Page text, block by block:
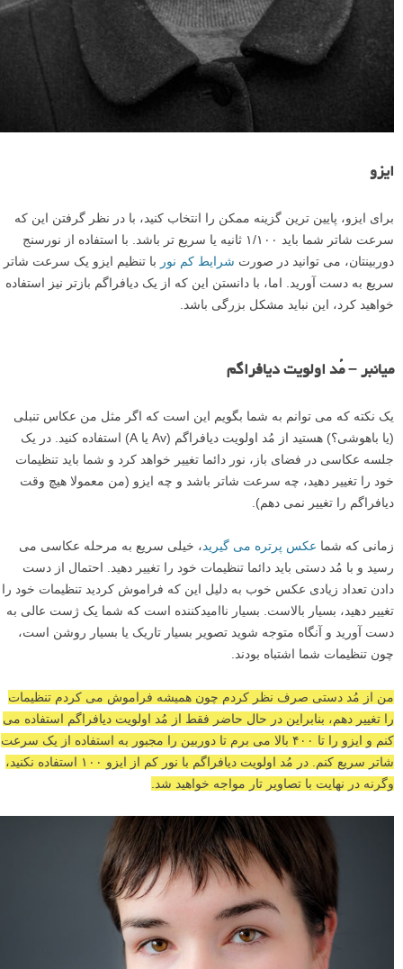
ایزو
برای ایزو، پایین ترین گزینه ممکن را انتخاب کنید، با در نظر گرفتن این که
سرعت شاتر شما باید ۱/۱۰۰ ثانیه یا سریع تر باشد. با استفاده از نورسنج
دوربینتان، می توانید در صورت شرایط کم نور با تنظیم ایزو یک سرعت شاتر
سریع به دست آورید. اما، با دانستن این که از یک دیافراگم بازتر نیز استفاده
خواهید کرد، این نباید مشکل بزرگی باشد.
میانبر – مُد اولویت دیافراگم
یک نکته که می توانم به شما بگویم این است که اگر مثل من عکاس تنبلی
(یا باهوشی؟) هستید از مُد اولویت دیافراگم (Av یا A) استفاده کنید. در یک
جلسه عکاسی در فضای باز، نور دائما تغییر خواهد کرد و شما باید تنظیمات
خود را تغییر دهید، چه سرعت شاتر باشد و چه ایزو (من معمولا هیچ وقت
دیافراگم را تغییر نمی دهم).
زمانی که شما عکس پرتره می گیرید، خیلی سریع به مرحله عکاسی می
رسید و با مُد دستی باید دائما تنظیمات خود را تغییر دهید. احتمال از دست
دادن تعداد زیادی عکس خوب به دلیل این که فراموش کردید تنظیمات خود را
تغییر دهید، بسیار بالاست. بسیار ناامیدکننده است که شما یک ژست عالی به
دست آورید و آنگاه متوجه شوید تصویر بسیار تاریک یا بسیار روشن است،
چون تنظیمات شما اشتباه بودند.
من از مُد دستی صرف نظر کردم چون همیشه فراموش می کردم تنظیمات
را تغییر دهم، بنابراین در حال حاضر فقط از مُد اولویت دیافراگم استفاده می
کنم و ایزو را تا ۴۰۰ بالا می برم تا دوربین را مجبور به استفاده از یک سرعت
شاتر سریع کنم. در مُد اولویت دیافراگم با نور کم از ایزو ۱۰۰ استفاده نکنید،
وگرنه در نهایت با تصاویر تار مواجه خواهید شد.